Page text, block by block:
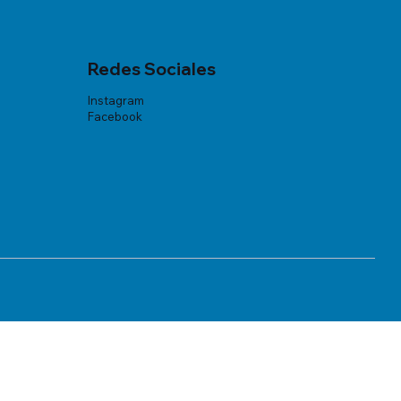
Redes Sociales
Instagram
Facebook